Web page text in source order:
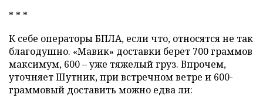
* * *
К себе операторы БПЛА, если что, относятся не так
благодушно. «Мавик» доставки берет 700 граммов
максимум, 600 – уже тяжелый груз. Впрочем,
уточняет Шутник, при встречном ветре и 600-
граммовый доставить можно едва ли: